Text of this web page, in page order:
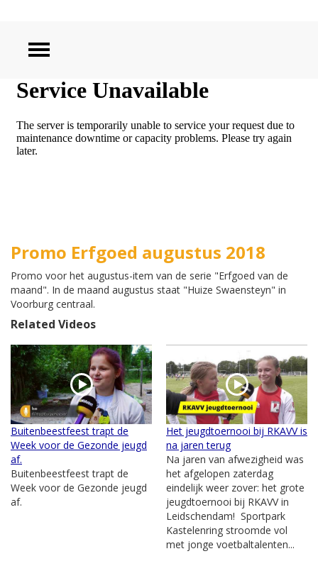
ZOEKEN
Promo Erfgoed augustus 2018
Promo voor het augustus-item van de serie "Erfgoed van de
maand". In de maand augustus staat "Huize Swaensteyn" in
Voorburg centraal.
Related Videos
Buitenbeestfeest trapt de
Week voor de Gezonde jeugd
af.
Buitenbeestfeest trapt de
Week voor de Gezonde jeugd
af.
Het jeugdtoernooi bij RKAVV is
na jaren terug
Na jaren van afwezigheid was
het afgelopen zaterdag
eindelijk weer zover: het grote
jeugdtoernooi bij RKAVV in
Leidschendam! Sportpark
Kastelenring stroomde vol
met jonge voetbaltalenten...